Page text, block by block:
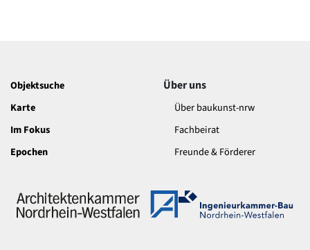
Objektsuche
Karte
Im Fokus
Epochen
Über uns
Über baukunst-nrw
Fachbeirat
Freunde & Förderer